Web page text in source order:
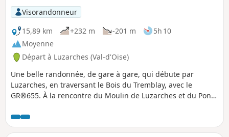
Visorandonneur
15,89 km
+232 m -201 m
5h 10
Moyenne
Départ à Luzarches (Val-d'Oise)
Une belle randonnée, de gare à gare, qui débute par
Luzarches, en traversant le Bois du Tremblay, avec le
GR®655. À la rencontre du Moulin de Luzarches et du Pont
et de la Fontaine aux Verres. Un parcours assez ombragé,
agréable à l'été par grosse chaleur.